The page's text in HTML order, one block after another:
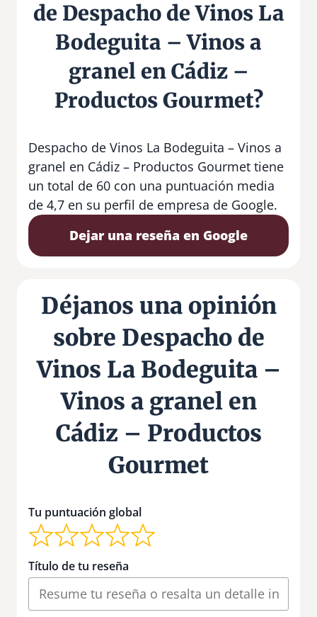
de Despacho de Vinos La
Bodeguita – Vinos a
granel en Cádiz –
Productos Gourmet?
Despacho de Vinos La Bodeguita – Vinos a
granel en Cádiz – Productos Gourmet tiene
un total de 60 con una puntuación media
de 4,7 en su perfil de empresa de Google.
Dejar una reseña en Google
Déjanos una opinión
sobre Despacho de
Vinos La Bodeguita –
Vinos a granel en
Cádiz – Productos
Gourmet
Tu puntuación global
Título de tu reseña